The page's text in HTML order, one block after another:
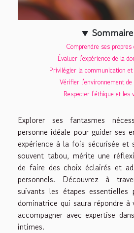
Sommaire
Comprendre ses propres
Évaluer l’expérience de la
Privilégier la communication et
Vérifier l’environnement de
Respecter l’éthique et les
Explorer ses fantasmes
personne idéale pour guider ses
expérience à la fois sécurisée et
souvent tabou, mérite une
de faire des choix éclairés et
personnels. Découvrez à
suivants les étapes
dominatrice qui saura répondre
accompagner avec expertise
intimes.